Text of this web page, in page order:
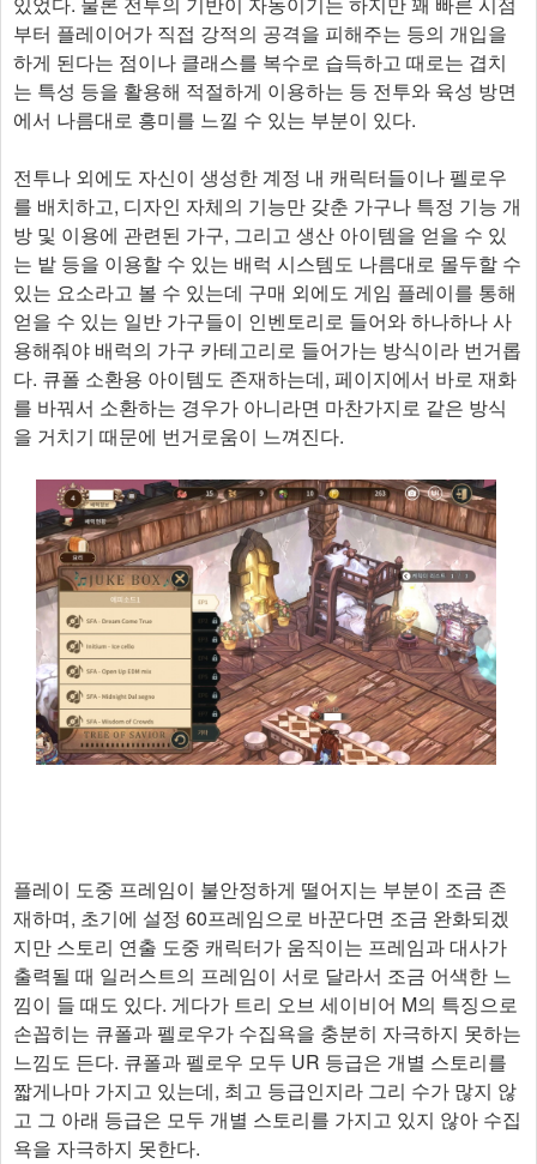
부터 플레이어가 직접 강적의 공격을 피해주는 등의 개입을
하게 된다는 점이나 클래스를 복수로 습득하고 때로는 겹치
는 특성 등을 활용해 적절하게 이용하는 등 전투와 육성 방면
에서 나름대로 흥미를 느낄 수 있는 부분이 있다.
전투나 외에도 자신이 생성한 계정 내 캐릭터들이나 펠로우
를 배치하고, 디자인 자체의 기능만 갖춘 가구나 특정 기능 개
방 및 이용에 관련된 가구, 그리고 생산 아이템을 얻을 수 있
는 밭 등을 이용할 수 있는 배럭 시스템도 나름대로 몰두할 수
있는 요소라고 볼 수 있는데 구매 외에도 게임 플레이를 통해
얻을 수 있는 일반 가구들이 인벤토리로 들어와 하나하나 사
용해줘야 배럭의 가구 카테고리로 들어가는 방식이라 번거롭
다. 큐폴 소환용 아이템도 존재하는데, 페이지에서 바로 재화
를 바꿔서 소환하는 경우가 아니라면 마찬가지로 같은 방식
을 거치기 때문에 번거로움이 느껴진다.
플레이 도중 프레임이 불안정하게 떨어지는 부분이 조금 존
재하며, 초기에 설정 60프레임으로 바꾼다면 조금 완화되겠
지만 스토리 연출 도중 캐릭터가 움직이는 프레임과 대사가
출력될 때 일러스트의 프레임이 서로 달라서 조금 어색한 느
낌이 들 때도 있다. 게다가 트리 오브 세이비어 M의 특징으로
손꼽히는 큐폴과 펠로우가 수집욕을 충분히 자극하지 못하는
느낌도 든다. 큐폴과 펠로우 모두 UR 등급은 개별 스토리를
짧게나마 가지고 있는데, 최고 등급인지라 그리 수가 많지 않
고 그 아래 등급은 모두 개별 스토리를 가지고 있지 않아 수집
욕을 자극하지 못한다.